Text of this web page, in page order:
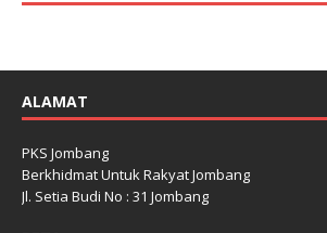
ALAMAT
PKS Jombang
Berkhidmat Untuk Rakyat Jombang
Jl. Setia Budi No : 31 Jombang